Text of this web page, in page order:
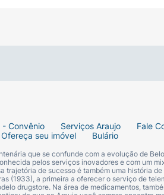
Convênio Serviços Araujo
Fale
Ofereça seu imóvel Bulário
que se confunde com a evolução de
pelos serviços inovadores e com um
trajetória de sucesso é também uma história
(1933), a primeira a oferecer o serviço de
drugstore. Na área de medicamentos,